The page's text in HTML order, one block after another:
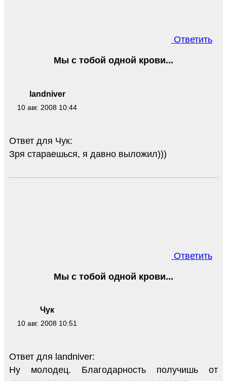
Ответить
landniver
10 авг. 2008 10:44
Мы с тобой одной крови...
Ответ для Чук:
Зря стараешься, я давно выложил)))
Ответить
Чук
10 авг. 2008 10:51
Мы с тобой одной крови...
Ответ для landniver:
Ну молодец. Благодарность получишь от